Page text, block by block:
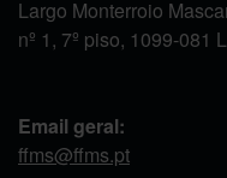
Largo Monterroio
nº 1, 7º piso, 1099-081
Email geral:
ffms@ffms.pt